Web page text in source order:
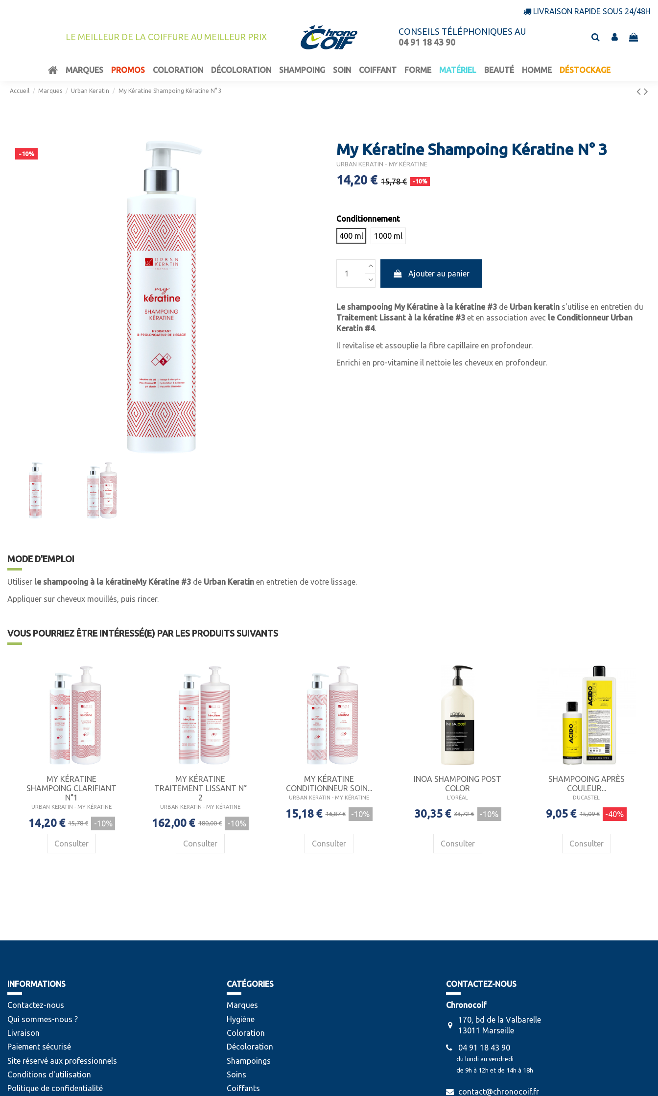
LIVRAISON RAPIDE SOUS 24/48H
LE MEILLEUR DE LA COIFFURE AU MEILLEUR PRIX
CONSEILS TÉLÉPHONIQUES AU
04 91 18 43 90
MARQUES PROMOS COLORATION DÉCOLORATION SHAMPOING SOIN COIFFANT FORME MATÉRIEL BEAUTÉ HOMME DÉSTOCKAGE
Accueil Marques Urban Keratin My Kératine Shampoing Kératine N° 3
-10% My Kératine Shampoing Kératine N° 3
URBAN KERATIN - MY KÉRATINE
14,20 € 15,78 € -10%
Conditionnement
400 ml
1000 ml
Ajouter au panier
Le shampooing My Kératine à la kératine #3 de Urban keratin s'utilise en entretien du
Traitement Lissant à la kératine #3 et en association avec le Conditionneur Urban
Keratin #4.
Il revitalise et assouplie la fibre capillaire en profondeur.
Enrichi en pro-vitamine il nettoie les cheveux en profondeur.
MODE D'EMPLOI
Utiliser le shampooing à la kératineMy Kératine #3 de Urban Keratin en entretien de votre lissage.
Appliquer sur cheveux mouillés, puis rincer.
VOUS POURRIEZ ÊTRE INTÉRESSÉ(E) PAR LES PRODUITS SUIVANTS
MY KÉRATINE
SHAMPOING CLARIFIANT
N°1
URBAN KERATIN - MY KÉRATINE
14,20 € 15,78 € -10%
Consulter
MY KÉRATINE
TRAITEMENT LISSANT N°
2
URBAN KERATIN - MY KÉRATINE
162,00 € 180,00 € -10%
Consulter
MY KÉRATINE
CONDITIONNEUR SOIN...
URBAN KERATIN - MY KÉRATINE
15,18 € 16,87 € -10%
Consulter
INOA SHAMPOING POST
COLOR
L'ORÉAL
30,35 € 33,72 € -10%
Consulter
SHAMPOOING APRÈS
COULEUR...
DUCASTEL
9,05 € 15,09 € -40%
Consulter
INFORMATIONS
Contactez-nous
Qui sommes-nous ?
Livraison
Paiement sécurisé
Site réservé aux professionnels
Conditions d'utilisation
Politique de confidentialité
CATÉGORIES
Marques
Hygiène
Coloration
Décoloration
Shampoings
Soins
Coiffants
CONTACTEZ-NOUS
Chronocoif
170, bd de la Valbarelle
13011 Marseille
04 91 18 43 90
du lundi au vendredi
de 9h à 12h et de 14h à 18h
contact@chronocoif.fr